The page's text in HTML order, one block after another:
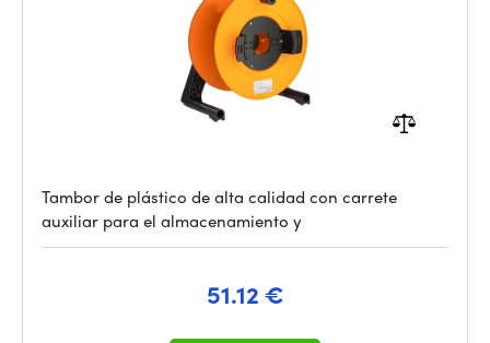
Tambor de plástico de alta calidad con carrete
auxiliar para el almacenamiento y
51.12 €